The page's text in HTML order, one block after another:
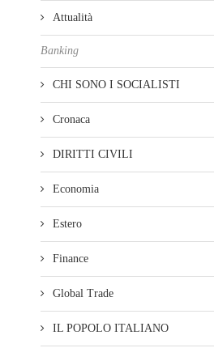
Attualità
Banking
CHI SONO I SOCIALISTI
Cronaca
DIRITTI CIVILI
Economia
Estero
Finance
Global Trade
IL POPOLO ITALIANO